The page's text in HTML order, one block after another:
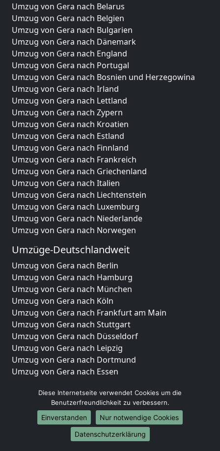
Umzug von Gera nach Belarus
Umzug von Gera nach Belgien
Umzug von Gera nach Bulgarien
Umzug von Gera nach Dänemark
Umzug von Gera nach England
Umzug von Gera nach Portugal
Umzug von Gera nach Bosnien und Herzegowina
Umzug von Gera nach Irland
Umzug von Gera nach Lettland
Umzug von Gera nach Zypern
Umzug von Gera nach Kroatien
Umzug von Gera nach Estland
Umzug von Gera nach Finnland
Umzug von Gera nach Frankreich
Umzug von Gera nach Griechenland
Umzug von Gera nach Italien
Umzug von Gera nach Liechtenstein
Umzug von Gera nach Luxemburg
Umzug von Gera nach Niederlande
Umzug von Gera nach Norwegen
Umzüge-Deutschlandweit
Umzug von Gera nach Berlin
Umzug von Gera nach Hamburg
Umzug von Gera nach München
Umzug von Gera nach Köln
Umzug von Gera nach Frankfurt am Main
Umzug von Gera nach Stuttgart
Umzug von Gera nach Düsseldorf
Umzug von Gera nach Leipzig
Umzug von Gera nach Dortmund
Umzug von Gera nach Essen
Umzug von Gera nach Dresden
Umzug von Gera nach Hannover
Umzug von Gera nach Nürnberg
Umzug von Gera nach Duisburg
Umzug von Gera nach Bochum
Diese Internetseite verwendet Cookies um die
Benutzerfreundlichkeit zu verbessern.
Einverstanden
Nur notwendige Cookies
Datenschutzerklärung